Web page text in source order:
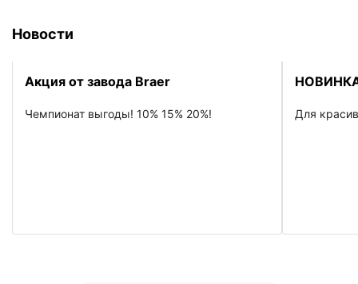
Новости
Акция от завода Braer
Чемпионат выгоды! 10% 15% 20%! Для